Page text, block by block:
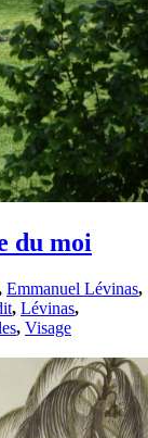
du moi
Emmanuel Lévinas,
, Lévinas,
, Visage